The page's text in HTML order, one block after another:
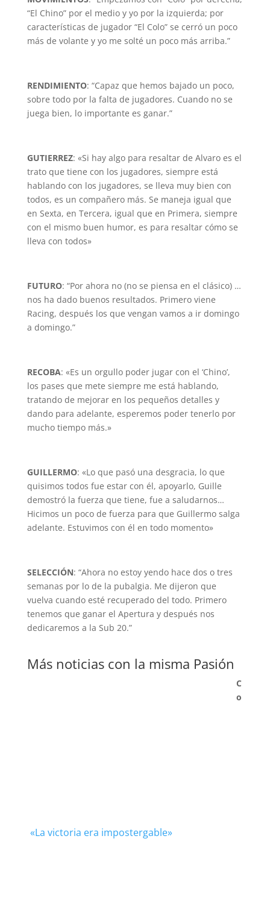
“El Chino” por el medio y yo por la izquierda; por
características de jugador “El Colo” se cerró un poco
más de volante y yo me solté un poco más arriba.”
RENDIMIENTO: “Capaz que hemos bajado un poco,
sobre todo por la falta de jugadores. Cuando no se
juega bien, lo importante es ganar.”
GUTIERREZ: «Si hay algo para resaltar de Alvaro es el
trato que tiene con los jugadores, siempre está
hablando con los jugadores, se lleva muy bien con
todos, es un compañero más. Se maneja igual que
en Sexta, en Tercera, igual que en Primera, siempre
con el mismo buen humor, es para resaltar cómo se
lleva con todos»
FUTURO: “Por ahora no (no se piensa en el clásico) …
nos ha dado buenos resultados. Primero viene
Racing, después los que vengan vamos a ir domingo
a domingo.”
RECOBA: «Es un orgullo poder jugar con el ‘Chino’,
los pases que mete siempre me está hablando,
tratando de mejorar en los pequeños detalles y
dando para adelante, esperemos poder tenerlo por
mucho tiempo más.»
GUILLERMO: «Lo que pasó una desgracia, lo que
quisimos todos fue estar con él, apoyarlo, Guille
demostró la fuerza que tiene, fue a saludarnos…
Hicimos un poco de fuerza para que Guillermo salga
adelante. Estuvimos con él en todo momento»
SELECCIÓN: “Ahora no estoy yendo hace dos o tres
semanas por lo de la pubalgia. Me dijeron que
vuelva cuando esté recuperado del todo. Primero
tenemos que ganar el Apertura y después nos
dedicaremos a la Sub 20.”
Más noticias con la misma Pasión
«La victoria era impostergable»
C
o